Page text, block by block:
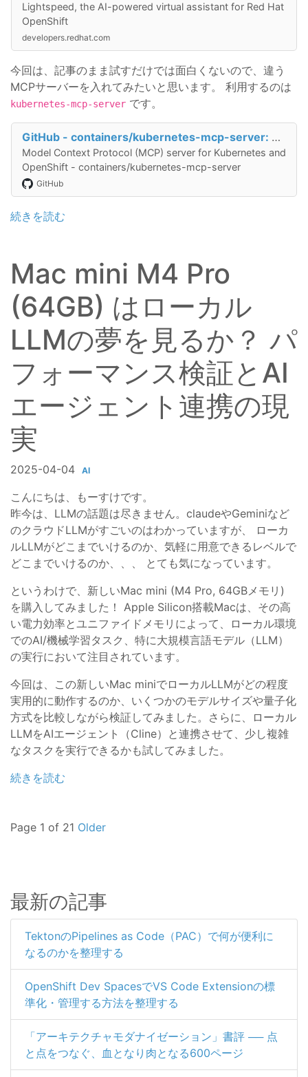
Lightspeed, the AI-powered virtual assistant for Red Hat
OpenShift
developers.redhat.com
今回は、記事のまま試すだけでは面白くないので、違う
MCPサーバーを入れてみたいと思います。 利用するのは
kubernetes-mcp-server です。
GitHub - containers/kubernetes-mcp-server: Model Context Protocol (MCP) server for Kubernetes and OpenShift
Model Context Protocol (MCP) server for Kubernetes and
OpenShift - containers/kubernetes-mcp-server
GitHub
続きを読む
Mac mini M4 Pro
(64GB) はローカル
LLMの夢を見るか？ パ
フォーマンス検証とAI
エージェント連携の現
実
2025-04-04 AI
こんにちは、もーすけです。
昨今は、LLMの話題は尽きません。claudeやGeminiなど
のクラウドLLMがすごいのはわかっていますが、 ローカ
ルLLMがどこまでいけるのか、気軽に用意できるレベルで
どこまでいけるのか、、、 とても気になっています。
というわけで、新しいMac mini (M4 Pro, 64GBメモリ)
を購入してみました！ Apple Silicon搭載Macは、その高
い電力効率とユニファイドメモリによって、ローカル環境
でのAI/機械学習タスク、特に大規模言語モデル（LLM）
の実行において注目されています。
今回は、この新しいMac miniでローカルLLMがどの程度
実用的に動作するのか、いくつかのモデルサイズや量子化
方式を比較しながら検証してみました。さらに、ローカル
LLMをAIエージェント（Cline）と連携させて、少し複雑
なタスクを実行できるかも試してみました。
続きを読む
Page 1 of 21 Older
最新の記事
TektonのPipelines as Code（PAC）で何が便利に
なるのかを整理する
OpenShift Dev SpacesでVS Code Extensionの標
準化・管理する方法を整理する
「アーキテクチャモダナイゼーション」書評 ── 点
と点をつなぐ、血となり肉となる600ページ